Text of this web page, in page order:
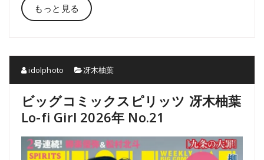
もっと見る
idolphoto 冴木柚葉
ビッグコミックスピリッツ 冴木柚葉
Lo-fi Girl 2026年 No.21